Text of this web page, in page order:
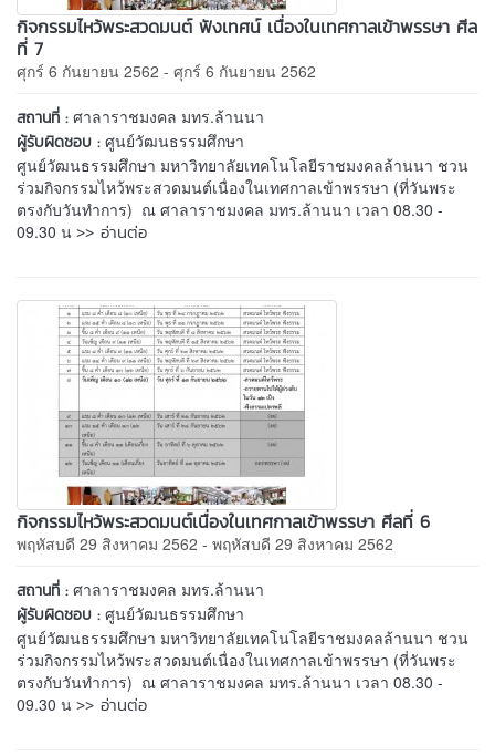
กิจกรรมไหว้พระสวดมนต์ ฟังเทศน์ เนื่องในเทศกาลเข้าพรรษา ศีล
ที่ 7
ศุกร์ 6 กันยายน 2562 - ศุกร์ 6 กันยายน 2562
สถานที่ : ศาลาราชมงคล มทร.ล้านนา
ผู้รับผิดชอบ : ศูนย์วัฒนธรรมศึกษา
ศูนย์วัฒนธรรมศึกษา มหาวิทยาลัยเทคโนโลยีราชมงคลล้านนา ชวน
ร่วมกิจกรรมไหว้พระสวดมนต์เนื่องในเทศกาลเข้าพรรษา (ที่วันพระ
ตรงกับวันทำการ) ณ ศาลาราชมงคล มทร.ล้านนา เวลา 08.30 -
09.30 น >> อ่านต่อ
กิจกรรมไหว้พระสวดมนต์เนื่องในเทศกาลเข้าพรรษา ศีลที่ 6
พฤหัสบดี 29 สิงหาคม 2562 - พฤหัสบดี 29 สิงหาคม 2562
สถานที่ : ศาลาราชมงคล มทร.ล้านนา
ผู้รับผิดชอบ : ศูนย์วัฒนธรรมศึกษา
ศูนย์วัฒนธรรมศึกษา มหาวิทยาลัยเทคโนโลยีราชมงคลล้านนา ชวน
ร่วมกิจกรรมไหว้พระสวดมนต์เนื่องในเทศกาลเข้าพรรษา (ที่วันพระ
ตรงกับวันทำการ) ณ ศาลาราชมงคล มทร.ล้านนา เวลา 08.30 -
09.30 น >> อ่านต่อ